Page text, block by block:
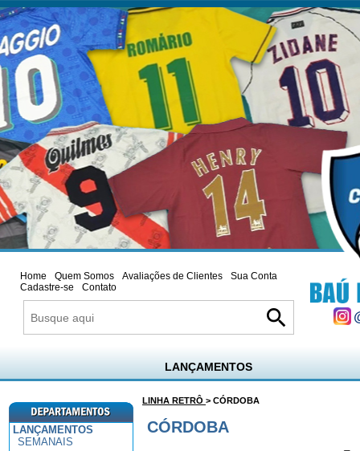
Home Quem Somos Avaliações de Clientes
Sua Conta
Cadastre-se
Contato
search
LANÇAMENTOS
LANÇAMENTOS
SEMANAIS
LINHA RETRÔ > CÓRDOBA
CÓRDOBA